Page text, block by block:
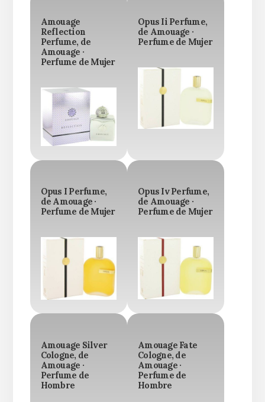
Amouage
Reflection
Perfume, de
Amouage ·
Perfume de Mujer
Opus Ii Perfume,
de Amouage ·
Perfume de Mujer
Opus I Perfume,
de Amouage ·
Perfume de Mujer
Opus Iv Perfume,
de Amouage ·
Perfume de Mujer
Amouage Silver
Cologne, de
Amouage ·
Perfume de
Hombre
Amouage Fate
Cologne, de
Amouage ·
Perfume de
Hombre